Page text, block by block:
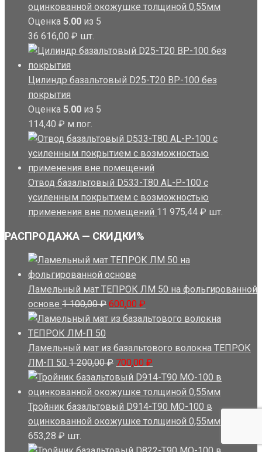
оцинкованной окожушке толщиной 0,55мм
Оценка 5.00 из 5
36 616,00 ₽ шт.
Цилиндр базальтовый D25-T20 BP-100 без
покрытия
Оценка 5.00 из 5
114,40 ₽ м.пог.
Отвод базальтовый D533-T80 AL-P-100 с
усиленным покрытием с возможностью
применения вне помещений 11 975,44 ₽ шт.
РАСПРОДАЖА — СКИДКИ%
Ламельный мат ТЕПРОК ЛМ 50 на фольгированной
основе 1 100,00₽ Первоначальная
цена
1
100,00 ₽.
600,00 ₽
цена:
Ламельный мат из базальтового волокна ТЕПРОК
ЛМ-П 50 1 200,00₽ Первоначальная
цена
составляла
1
200,00 ₽.
700,00 ₽
цена:
700,00 ₽.
Тройник базальтовый D914-T90 MO-100 в
оцинкованной окожушке толщиной 0,55мм
653,28 ₽ шт.